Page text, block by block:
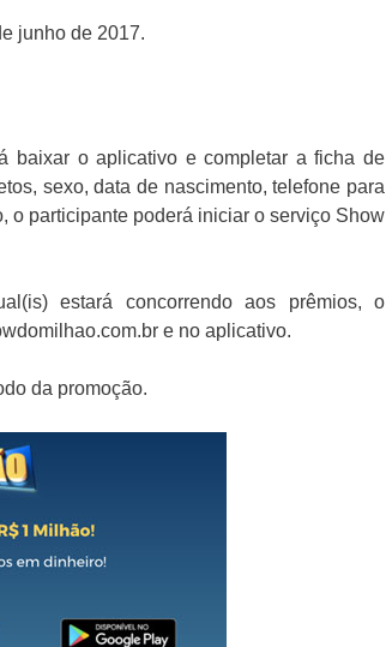
junho de 2017.
baixar o aplicativo e completar a ficha de
sexo, data de nascimento, telefone para
o participante poderá iniciar o serviço Show
estará concorrendo aos prêmios, o
e no aplicativo.
da promoção.